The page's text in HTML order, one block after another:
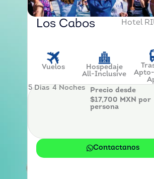
Los Cabos Hotel
Vuelos
Hospedaje
All-Inclusive
5 Dias 4 Noches
Precio desde
$17,700 MXN por
persona
Contactanos